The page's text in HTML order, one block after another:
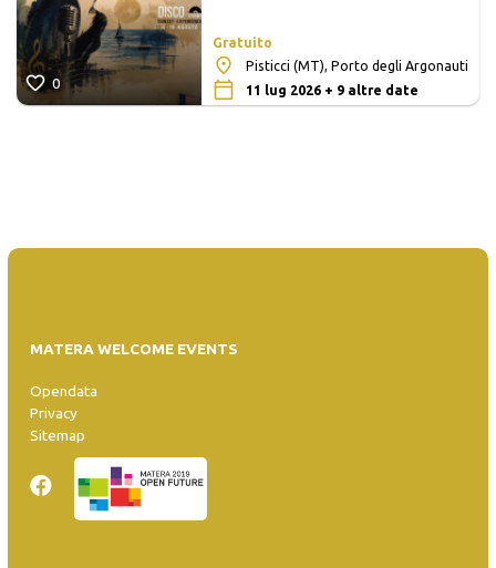
0
Gratuito
Pisticci (MT), Porto degli Argonauti
11 lug 2026 + 9 altre date
MATERA WELCOME EVENTS
Opendata
Privacy
Sitemap